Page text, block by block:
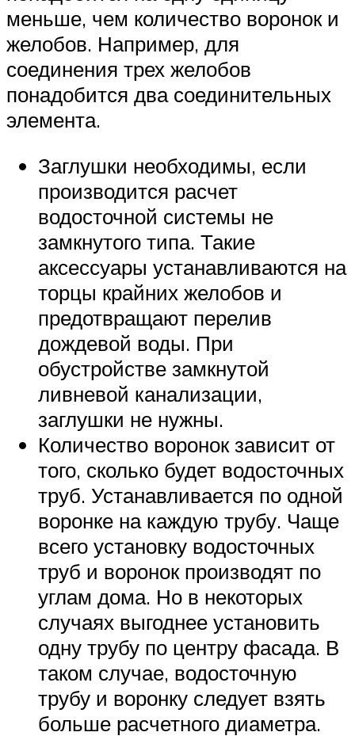
меньше, чем количество воронок и
желобов. Например, для
соединения трех желобов
понадобится два соединительных
элемента.
Заглушки необходимы, если
производится расчет
водосточной системы не
замкнутого типа. Такие
аксессуары устанавливаются на
торцы крайних желобов и
предотвращают перелив
дождевой воды. При
обустройстве замкнутой
ливневой канализации,
заглушки не нужны.
Количество воронок зависит от
того, сколько будет водосточных
труб. Устанавливается по одной
воронке на каждую трубу. Чаще
всего установку водосточных
труб и воронок производят по
углам дома. Но в некоторых
случаях выгоднее установить
одну трубу по центру фасада. В
таком случае, водосточную
трубу и воронку следует взять
больше расчетного диаметра.